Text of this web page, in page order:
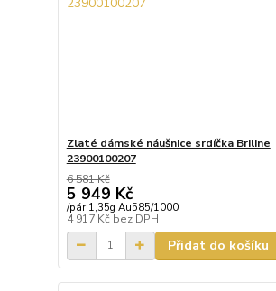
Zlaté dámské náušnice srdíčka Briline
23900100207
6 581 Kč
5 949 Kč
/pár 1,35g Au585/1000
4 917 Kč bez DPH
Přidat do košíku